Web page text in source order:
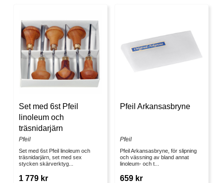
Set med 6st Pfeil
linoleum och
träsnidarjärn
Pfeil
Set med 6st Pfeil linoleum och
träsnidarjärn, set med sex
stycken skärverktyg...
1 779 kr
Pfeil Arkansasbryne
Pfeil
Pfeil Arkansasbryne, för slipning
och vässning av bland annat
linoleum- och t...
659 kr